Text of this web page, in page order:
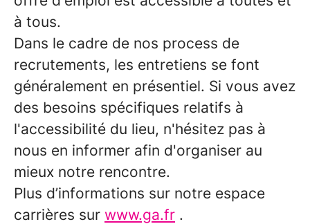
à tous.
Dans le cadre de nos process de
recrutements, les entretiens se font
généralement en présentiel. Si vous avez
des besoins spécifiques relatifs à
l'accessibilité du lieu, n'hésitez pas à
nous en informer afin d'organiser au
mieux notre rencontre.
Plus d’informations sur notre espace
carrières sur www.ga.fr .